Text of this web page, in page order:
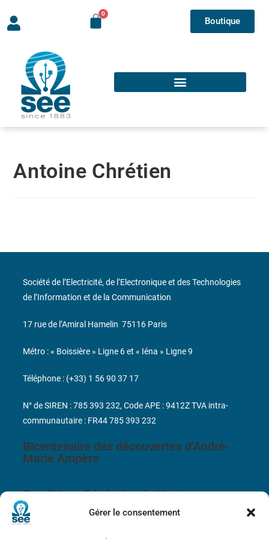
Gérer le consentement
Boutique
Antoine Chrétien
Bicentenaire des découvertes d’André-
Marie Ampère
Conditions Générales de Vente
Société de l’Electricité, de l’Electronique et des Technologies
de l’Information et de la Communication
17 rue de l’Amiral Hamelin 75116 Paris
Métro : « Boissière » Ligne 6 et « Iéna » Ligne 9
Téléphone : (+33) 1 56 90 37 17
N° de SIREN : 785 393 232, Code APE : 9412Z TVA intra-
communautaire : FR44 785 393 232